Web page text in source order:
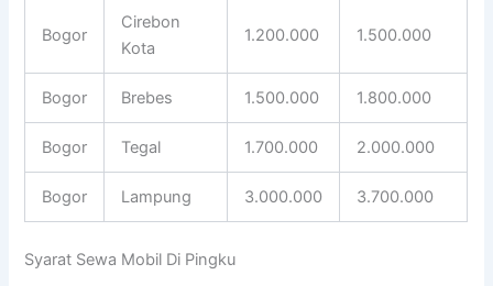
Bogor
Cirebon
Kota
1.200.000 1.500.000
Bogor Brebes 1.500.000 1.800.000
Bogor Tegal 1.700.000 2.000.000
Bogor Lampung 3.000.000 3.700.000
Syarat Sewa Mobil Di Pingku